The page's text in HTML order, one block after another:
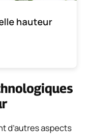
hauteur
d’autres aspects